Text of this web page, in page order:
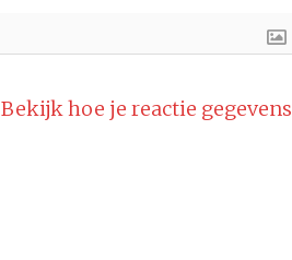
Bekijk hoe je reactie gegevens